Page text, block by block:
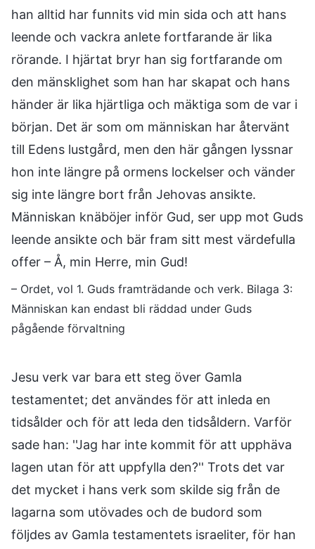
han alltid har funnits vid min sida och att hans
leende och vackra anlete fortfarande är lika
rörande. I hjärtat bryr han sig fortfarande om
den mänsklighet som han har skapat och hans
händer är lika hjärtliga och mäktiga som de var i
början. Det är som om människan har återvänt
till Edens lustgård, men den här gången lyssnar
hon inte längre på ormens lockelser och vänder
sig inte längre bort från Jehovas ansikte.
Människan knäböjer inför Gud, ser upp mot Guds
leende ansikte och bär fram sitt mest värdefulla
offer – Å, min Herre, min Gud!
– Ordet, vol 1. Guds framträdande och verk. Bilaga 3:
Människan kan endast bli räddad under Guds
pågående förvaltning
Jesu verk var bara ett steg över Gamla
testamentet; det användes för att inleda en
tidsålder och för att leda den tidsåldern. Varför
sade han: ''Jag har inte kommit för att upphäva
lagen utan för att uppfylla den?'' Trots det var
det mycket i hans verk som skilde sig från de
lagarna som utövades och de budord som
följdes av Gamla testamentets israeliter, för han